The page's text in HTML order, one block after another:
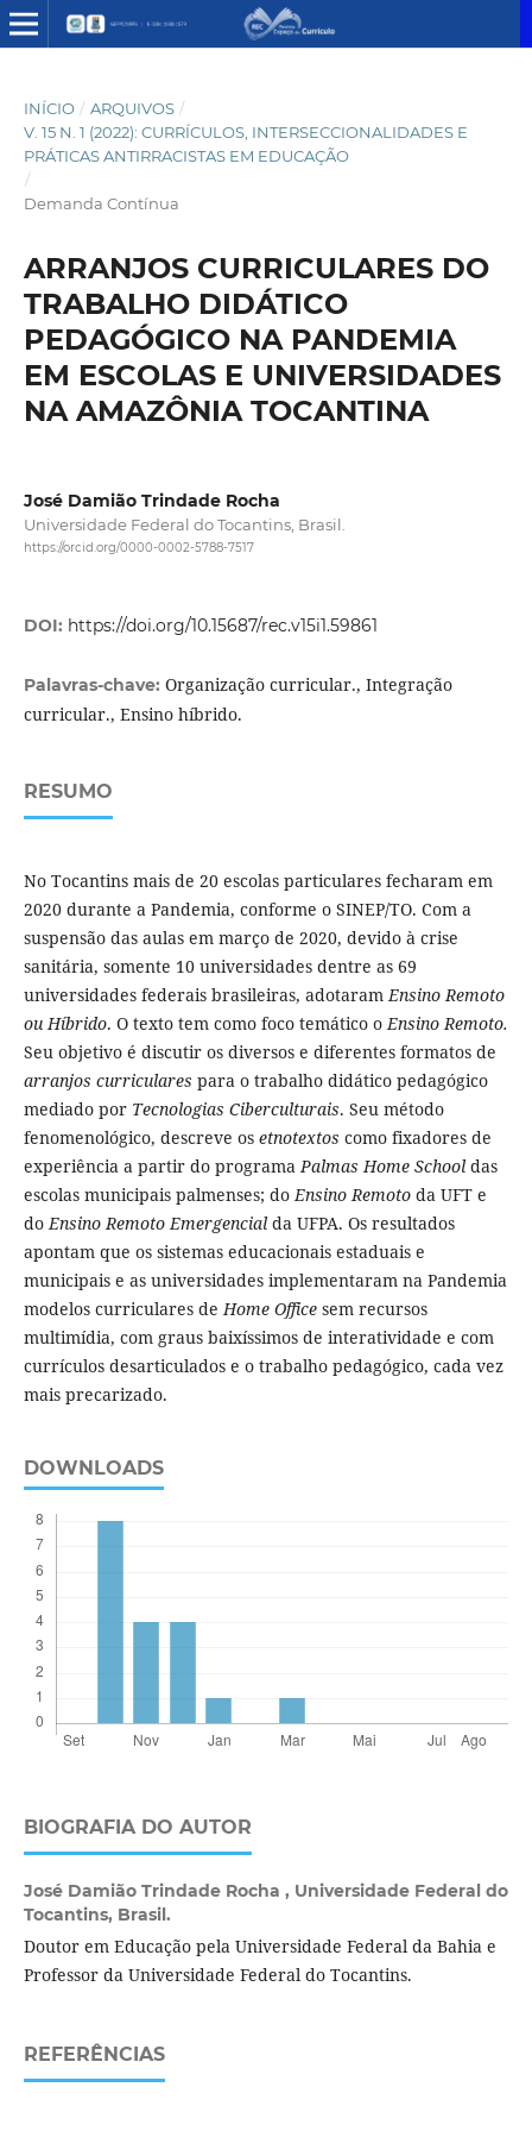
INÍCIO / ARQUIVOS /
V. 15 N. 1 (2022): CURRÍCULOS, INTERSECCIONALIDADES E
PRÁTICAS ANTIRRACISTAS EM EDUCAÇÃO
/
Demanda Contínua
ARRANJOS CURRICULARES DO
TRABALHO DIDÁTICO
PEDAGÓGICO NA PANDEMIA
EM ESCOLAS E UNIVERSIDADES
NA AMAZÔNIA TOCANTINA
José Damião Trindade Rocha
Universidade Federal do Tocantins, Brasil.
https://orcid.org/0000-0002-5788-7517
DOI: https://doi.org/10.15687/rec.v15i1.59861
Palavras-chave: Organização curricular., Integração
curricular., Ensino híbrido.
RESUMO
No Tocantins mais de 20 escolas particulares fecharam em
2020 durante a Pandemia, conforme o SINEP/TO. Com a
suspensão das aulas em março de 2020, devido à crise
sanitária, somente 10 universidades dentre as 69
universidades federais brasileiras, adotaramEnsino Remoto
ou Híbrido. O texto tem como foco temático oEnsino Remoto.
Seu objetivo é discutir os diversos e diferentes formatos de
arranjos curriculares para o trabalho didático pedagógico
mediado por Tecnologias Ciberculturais. Seu método
fenomenológico, descreve os etnotextos como fixadores de
experiência a partir do programaPalmas Home Schooldas
escolas municipais palmenses; doEnsino Remotoda UFT e
doEnsino Remoto Emergencialda UFPA. Os resultados
apontam que os sistemas educacionais estaduais e
municipais e as universidades implementaram na Pandemia
modelos curriculares deHome Officesem recursos
multimídia, com graus baixíssimos de interatividade e com
currículos desarticulados e o trabalho pedagógico, cada vez
mais precarizado.
DOWNLOADS
BIOGRAFIA DO AUTOR
José Damião Trindade Rocha , Universidade Federal do
Tocantins, Brasil.
Doutor em Educação pela Universidade Federal da Bahia e
Professor da Universidade Federal do Tocantins.
REFERÊNCIAS